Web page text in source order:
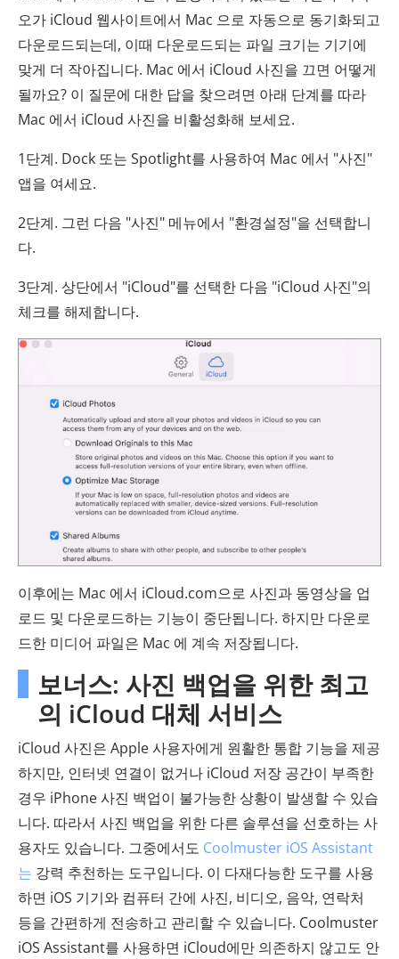
오가 iCloud 웹사이트에서 Mac 으로 자동으로 동기화되고
다운로드되는데, 이때 다운로드되는 파일 크기는 기기에
맞게 더 작아집니다. Mac 에서 iCloud 사진을 끄면 어떻게
될까요? 이 질문에 대한 답을 찾으려면 아래 단계를 따라
Mac 에서 iCloud 사진을 비활성화해 보세요.
1단계. Dock 또는 Spotlight를 사용하여 Mac 에서 "사진"
앱을 여세요.
2단계. 그런 다음 "사진" 메뉴에서 "환경설정"을 선택합니
다.
3단계. 상단에서 "iCloud"를 선택한 다음 "iCloud 사진"의
체크를 해제합니다.
이후에는 Mac 에서 iCloud.com으로 사진과 동영상을 업
로드 및 다운로드하는 기능이 중단됩니다. 하지만 다운로
드한 미디어 파일은 Mac 에 계속 저장됩니다.
보너스: 사진 백업을 위한 최고
의 iCloud 대체 서비스
iCloud 사진은 Apple 사용자에게 원활한 통합 기능을 제공
하지만, 인터넷 연결이 없거나 iCloud 저장 공간이 부족한
경우 iPhone 사진 백업이 불가능한 상황이 발생할 수 있습
니다. 따라서 사진 백업을 위한 다른 솔루션을 선호하는 사
용자도 있습니다. 그중에서도 Coolmuster iOS Assistant
는 강력 추천하는 도구입니다. 이 다재다능한 도구를 사용
하면 iOS 기기와 컴퓨터 간에 사진, 비디오, 음악, 연락처
등을 간편하게 전송하고 관리할 수 있습니다. Coolmuster
iOS Assistant를 사용하면 iCloud에만 의존하지 않고도 안